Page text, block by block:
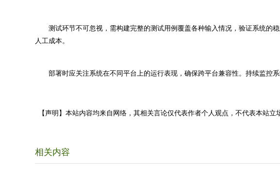
测试环节不可忽视，需构建完整的测试用例覆盖各种输入情况，验证系统的
人工成本。
部署时应关注系统在不同平台上的运行表现，确保跨平台兼容性。持续监控系
【声明】本站内容均来自网络，其相关言论仅代表作者个人观点，不代表本站
相关内容